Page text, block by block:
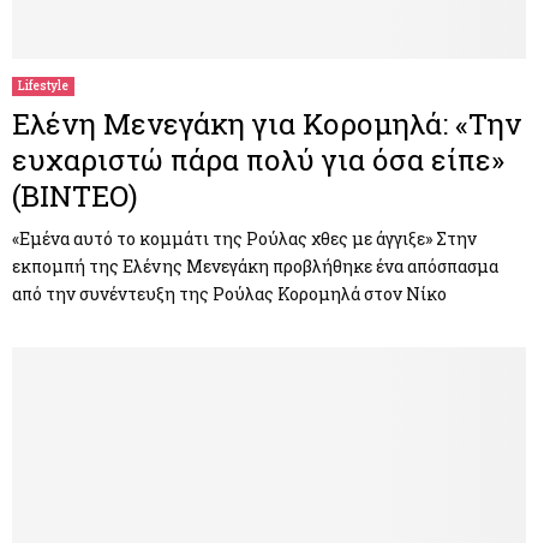
Lifestyle
Ελένη Μενεγάκη για Κορομηλά: «Την
ευχαριστώ πάρα πολύ για όσα είπε»
(ΒΙΝΤΕΟ)
«Εμένα αυτό το κομμάτι της Ρούλας χθες με άγγιξε» Στην
εκπομπή της Ελένης Μενεγάκη προβλήθηκε ένα απόσπασμα
από την συνέντευξη της Ρούλας Κορομηλά στον Νίκο